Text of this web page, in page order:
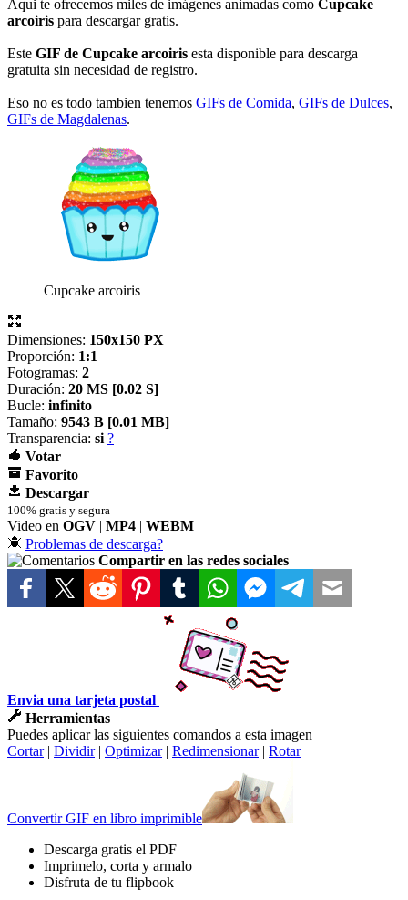
Aqui te ofrecemos miles de imágenes animadas como Cupcake
arcoiris para descargar gratis.
Este GIF de Cupcake arcoiris esta disponible para descarga
gratuita sin necesidad de registro.
Eso no es todo tambien tenemos GIFs de Comida, GIFs de Dulces,
GIFs de Magdalenas.
Cupcake arcoiris
Dimensiones: 150x150 PX
Proporción: 1:1
Fotogramas: 2
Duración: 20 MS [0.02 S]
Bucle: infinito
Tamaño: 9543 B [0.01 MB]
Transparencia: si ?
Votar
Favorito
Descargar
100% gratis y segura
Video en OGV | MP4 | WEBM
Problemas de descarga?
Compartir en las redes sociales
Envia una tarjeta postal
Herramientas
Puedes aplicar las siguientes comandos a esta imagen
Cortar| Dividir| Optimizar| Redimensionar| Rotar
Convertir GIF en libro imprimible
Descarga gratis el PDF
Imprimelo, corta y armalo
Disfruta de tu flipbook